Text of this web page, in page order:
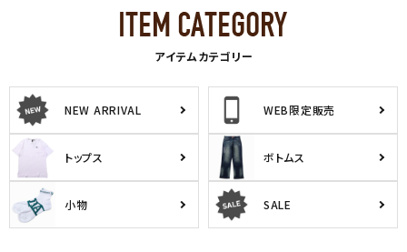
円 ～
カテゴリ
アイテムカテゴリー
NEW ARRIVAL WEB限定販売
トップス ボトムス
小物 SALE